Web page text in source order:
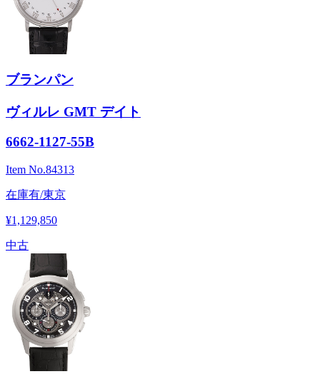
ブランパン
ヴィルレ GMT デイト
6662-1127-55B
Item No.84313
在庫有/東京
¥1,129,850
中古